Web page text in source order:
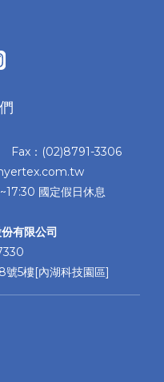
Fax：(02)8791-3306
國定假日休息
有限公司
號5樓[內湖科技園區]